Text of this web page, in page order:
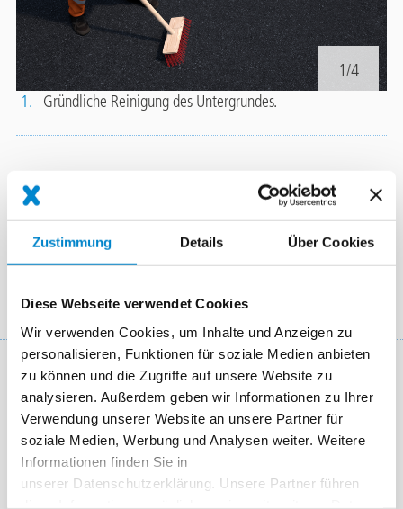
Zustimmung Details Über Cookies
Diese Webseite verwendet Cookies
Wir verwenden Cookies, um Inhalte und Anzeigen zu
personalisieren, Funktionen für soziale Medien anbieten
zu können und die Zugriffe auf unsere Website zu
analysieren. Außerdem geben wir Informationen zu Ihrer
Verwendung unserer Website an unsere Partner für
soziale Medien, Werbung und Analysen weiter. Weitere
Informationen finden Sie in
unserer Datenschutzerklärung. Unsere Partner führen
1/4
1. Gründliche Reinigung des Untergrundes.
Farbtöne
9016 Weiß
Diese Systeme könnten Sie auch
interessieren!